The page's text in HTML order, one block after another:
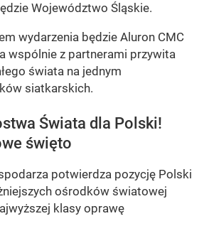
Województwo Śląskie.
wydarzenia będzie Aluron CMC
wspólnie z partnerami przywita
świata na jednym
siatkarskich.
Świata dla Polski!
święto
potwierdza pozycję Polski
ośrodków światowej
klasy oprawę